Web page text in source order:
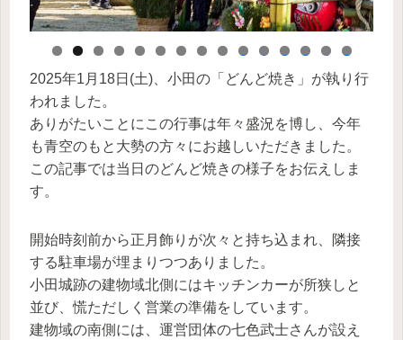
0 1 2 3 4
5
2025年1月18日(土)、小田の「どんど焼き」が執り行
われました。
ありがたいことにこの行事は年々盛況を博し、今年
も青空のもと大勢の方々にお越しいただきました。
この記事では当日のどんど焼きの様子をお伝えしま
す。
開始時刻前から正月飾りが次々と持ち込まれ、隣接
する駐車場が埋まりつつありました。
小田城跡の建物域北側にはキッチンカーが所狭しと
並び、慌ただしく営業の準備をしています。
建物域の南側には、運営団体の七色武士さんが設え